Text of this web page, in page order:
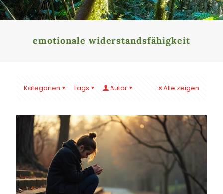
emotionale widerstandsfähigkeit
Kategorien Tags Autor Alle zeigen